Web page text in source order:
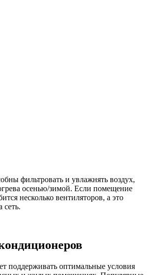
фильтровать и увлажнять воздух,
осенью/зимой. Если помещение
несколько вентиляторов, а это
сеть.
поддерживать оптимальные условия